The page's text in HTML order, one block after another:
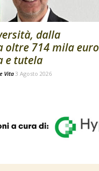
dalla
oltre 714 mila euro
e tutela
Vita 3 Agosto 2026